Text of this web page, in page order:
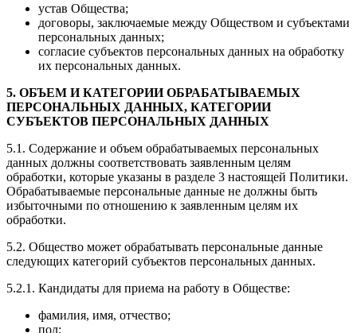
устав Общества;
договоры, заключаемые между Обществом и субъектами
персональных данных;
согласие субъектов персональных данных на обработку
их персональных данных.
5. ОБЪЕМ И КАТЕГОРИИ ОБРАБАТЫВАЕМЫХ
ПЕРСОНАЛЬНЫХ ДАННЫХ, КАТЕГОРИИ
СУБЪЕКТОВ ПЕРСОНАЛЬНЫХ ДАННЫХ
5.1. Содержание и объем обрабатываемых персональных
данных должны соответствовать заявленным целям
обработки, которые указаны в разделе 3 настоящей Политики.
Обрабатываемые персональные данные не должны быть
избыточными по отношению к заявленным целям их
обработки.
5.2. Общество может обрабатывать персональные данные
следующих категорий субъектов персональных данных.
5.2.1. Кандидаты для приема на работу в Обществе:
фамилия, имя, отчество;
пол;